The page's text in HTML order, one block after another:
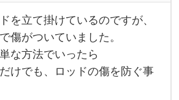
を立て掛けているのですが、
傷がついていました。
な方法でいったら
けでも、ロッドの傷を防ぐ事